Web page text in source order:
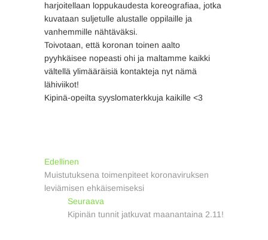
harjoitellaan loppukaudesta koreografiaa, jotka
kuvataan suljetulle alustalle oppilaille ja
vanhemmille nähtäväksi.
Toivotaan, että koronan toinen aalto
pyyhkäisee nopeasti ohi ja maltamme kaikki
vältellä ylimääräisiä kontakteja nyt nämä
lähiviikot!
Kipinä-opeilta syyslomaterkkuja kaikille <3
Artikkelien
selaus
Edellinen
post:
Muistutuksena toimenpiteet koronaviruksen
leviämisen ehkäisemiseksi
Seuraava
post:
Kipinän tunnit jatkuvat maanantaina 2.11!